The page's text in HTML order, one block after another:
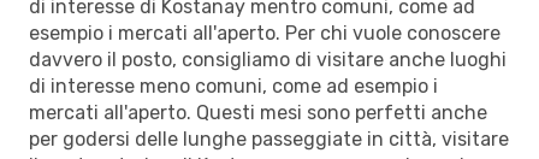
di interesse di Kostanay mentro comuni, come ad
esempio i mercati all'aperto. Per chi vuole conoscere
davvero il posto, consigliamo di visitare anche luoghi
di interesse meno comuni, come ad esempio i
mercati all'aperto. Questi mesi sono perfetti anche
per godersi delle lunghe passeggiate in città, visitare